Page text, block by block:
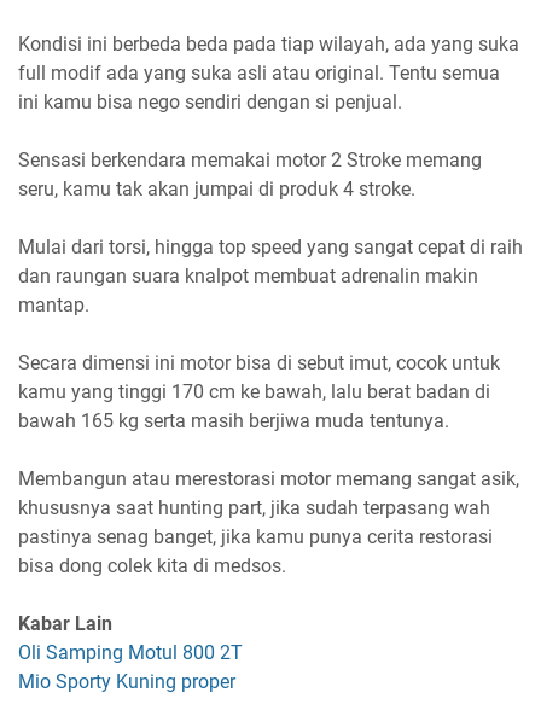
Kondisi ini berbeda beda pada tiap wilayah, ada yang suka
full modif ada yang suka asli atau original. Tentu semua
ini kamu bisa nego sendiri dengan si penjual.
Sensasi berkendara memakai motor 2 Stroke memang
seru, kamu tak akan jumpai di produk 4 stroke.
Mulai dari torsi, hingga top speed yang sangat cepat di raih
dan raungan suara knalpot membuat adrenalin makin
mantap.
Secara dimensi ini motor bisa di sebut imut, cocok untuk
kamu yang tinggi 170 cm ke bawah, lalu berat badan di
bawah 165 kg serta masih berjiwa muda tentunya.
Membangun atau merestorasi motor memang sangat asik,
khususnya saat hunting part, jika sudah terpasang wah
pastinya senag banget, jika kamu punya cerita restorasi
bisa dong colek kita di medsos.
Kabar Lain
Oli Samping Motul 800 2T
Mio Sporty Kuning proper